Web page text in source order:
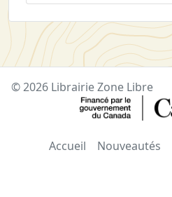
© 2026 Librairie Zone Libre
Accueil Nouveautés